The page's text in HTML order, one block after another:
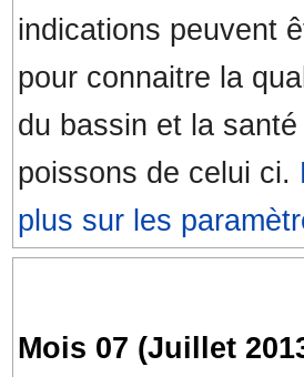
indications peuvent
pour connaitre la
du bassin et la
poissons de celui ci.
plus sur les
Mois 07 (Juillet